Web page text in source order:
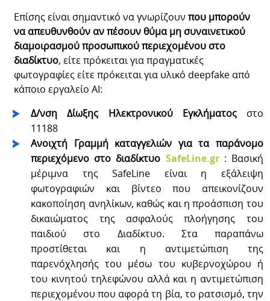
Επίσης είναι σημαντικό να γνωρίζουνπου μπορούν
να απευθυνθούν αν πέσουν θύμα μη συναινετικού
διαμοιρασμού προσωπικού περιεχομένου στο
διαδίκτυο, είτε πρόκειται για πραγματικές
φωτογραφίες είτε πρόκειται για υλικό deepfake από
κάποιο εργαλείο ΑΙ:
Δ/νση Δίωξης Ηλεκτρονικού Εγκλήματοςστο
11188
Ανοιχτή Γραμμή καταγγελιών για τα παράνομο
περιεχόμενο στο διαδίκτυο SafeLine.gr: Βασική
μέριμνα της SafeLine είναι η εξάλειψη
φωτογραφιών και βίντεο που απεικονίζουν
κακοποίηση ανηλίκων, καθώς και η προάσπιση του
δικαιώματος της ασφαλούς πλοήγησης του
παιδιού στο Διαδίκτυο. Στα παραπάνω
προστίθεται και η αντιμετώπιση της
παρενόχλησής του μέσω του κυβερνοχώρου ή
του κινητού τηλεφώνου αλλά και η αντιμετώπιση
περιεχομένου που αφορά τη βία, το ρατσισμό, την